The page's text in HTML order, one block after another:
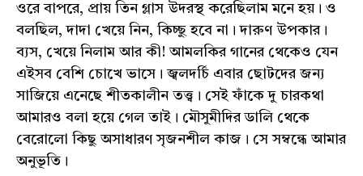
ওরে বাপরে, প্রায় তিন গ্লাস উদরস্থ করেছিলাম মনে হয়। ও
বলছিল, দাদা খেয়ে নিন, কিচ্ছু হবে না। দারুণ উপকার।
ব্যস, খেয়ে নিলাম আর কী! আমলকির গানের থেকেও যেন
এইসব বেশি চোখে ভাসে। জ্বলদর্চি এবার ছোটদের জন্য
সাজিয়ে এনেছে শীতকালীন তত্ত্ব। সেই ফাঁকে দু চারকথা
আমারও বলা হয়ে গেল তাই। মৌসুমীদির ডালি থেকে
বেরোলো কিছু অসাধারণ সৃজনশীল কাজ। সে সম্বন্ধে আমার
অনুভূতি।